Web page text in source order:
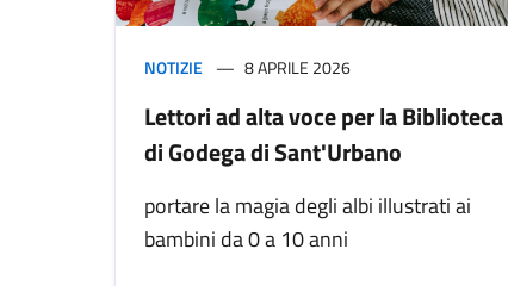
NOTIZIE 8 APRILE 2026
Lettori ad alta voce per la Biblioteca
di Godega di Sant'Urbano
portare la magia degli albi illustrati ai
bambini da 0 a 10 anni